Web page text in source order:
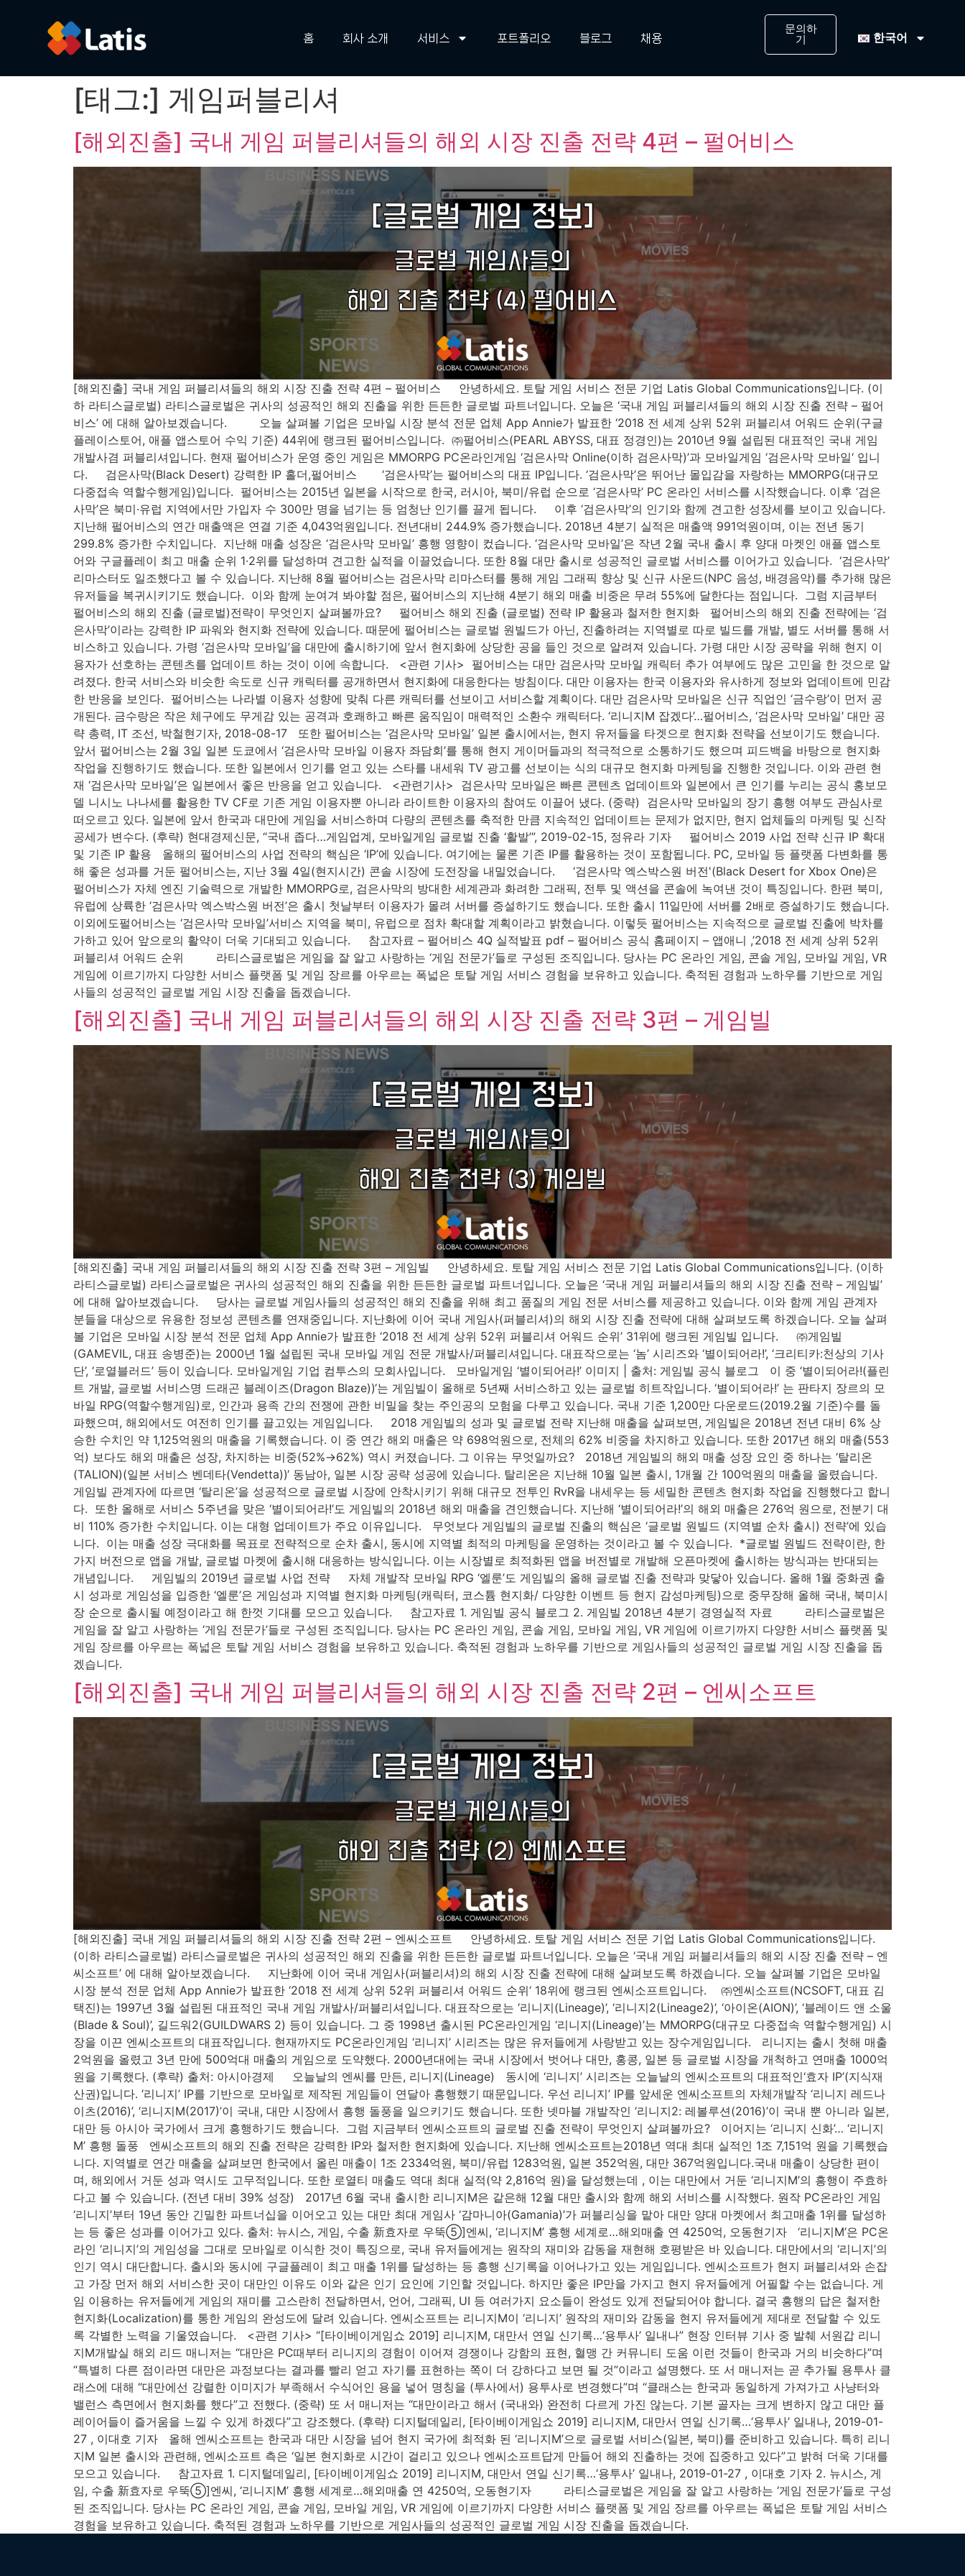
홈 회사 소개 서비스 포트폴리오 블로그 채용
문의하
기
한국어
[태그:] 게임퍼블리셔
[해외진출] 국내 게임 퍼블리셔들의 해외 시장 진출 전략 4편 – 펄어비스
[해외진출] 국내 게임 퍼블리셔들의 해외 시장 진출 전략 4편 – 펄어비스 안녕하세요. 토탈 게임 서비스 전문 기업 Latis Global Communications입니다. (이
하 라티스글로벌) 라티스글로벌은 귀사의 성공적인 해외 진출을 위한 든든한 글로벌 파트너입니다. 오늘은 ‘국내 게임 퍼블리셔들의 해외 시장 진출 전략 – 펄어
비스’ 에 대해 알아보겠습니다. ​오늘 살펴볼 기업은 모바일 시장 분석 전문 업체 App Annie가 발표한 ‘2018 전 세계 상위 52위 퍼블리셔 어워드 순위(구글
플레이스토어, 애플 앱스토어 수익 기준) ​44위에 랭크된 펄어비스입니다. ​ ㈜펄어비스(PEARL ABYSS, 대표 정경인)는 2010년 9월 설립된 대표적인 국내 게임
개발사겸 퍼블리셔입니다. 현재 펄어비스가 운영 중인 게임은 MMORPG PC온라인게임 ‘검은사막 Online(이하 검은사막)’과 모바일게임 ‘검은사막 모바일‘ 입니
다. 검은사막(Black Desert) 강력한 IP 홀더,펄어비스 ‘검은사막’는 펄어비스의 대표 IP입니다. ‘검은사막’은 뛰어난 몰입감을 자랑하는 MMORPG(대규모
다중접속 역할수행게임)입니다. ​ 펄어비스는 2015년 일본을 시작으로 한국, 러시아, 북미/유럽 순으로 ‘검은사막’ PC 온라인 서비스를 시작했습니다. 이후 ‘검은
사막’은 북미·유럽 지역에서만 가입자 수 300만 명을 넘기는 등 엄청난 인기를 끌게 됩니다. 이후 ‘검은사막’의 인기와 함께 견고한 성장세를 보이고 있습니다. ​
지난해 펄어비스의 연간 매출액은 연결 기준 4,043억원입니다. 전년대비 244.9% 증가했습니다. 2018년 4분기 실적은 매출액 991억원이며, 이는 전년 동기
299.8% 증가한 수치입니다. ​ 지난해 매출 성장은 ‘검은사막 모바일’ 흥행 영향이 컸습니다. ‘검은사막 모바일’은 작년 2월 국내 출시 후 양대 마켓인 애플 앱스토
어와 구글플레이 최고 매출 순위 1∙2위를 달성하며 견고한 실적을 이끌었습니다. 또한 8월 대만 출시로 성공적인 글로벌 서비스를 이어가고 있습니다. ​ ‘검은사막’
리마스터도 일조했다고 볼 수 있습니다. 지난해 8월 펄어비스는 검은사막 리마스터를 통해 게임 그래픽 향상 및 신규 사운드(NPC 음성, 배경음악)를 추가해 많은
유저들을 복귀시키기도 했습니다. ​ 이와 함께 눈여겨 봐야할 점은, 펄어비스의 지난해 4분기 해외 매출 비중은 무려 55%에 달한다는 점입니다. ​​ 그럼 지금부터
펄어비스의 해외 진출 (글로벌)전략이 무엇인지 살펴볼까요? 펄어비스 해외 진출 (글로벌) 전략 IP 활용과 철저한 현지화 펄어비스의 해외 진출 전략에는 ‘검
은사막’이라는 강력한 IP 파워와 현지화 전략에 있습니다. 때문에 펄어비스는 글로벌 원빌드가 아닌, 진출하려는 지역별로 따로 빌드를 개발, 별도 서버를 통해 서
비스하고 있습니다. 가령 ‘검은사막 모바일’을 대만에 출시하기에 앞서 현지화에 상당한 공을 들인 것으로 알려져 있습니다. 가령 대만 시장 공략을 위해 현지 이
용자가 선호하는 콘텐츠를 업데이트 하는 것이 이에 속합니다. <관련 기사> ​ 펄어비스는 대만 검은사막 모바일 캐릭터 추가 여부에도 많은 고민을 한 것으로 알
려졌다. 한국 서비스와 비슷한 속도로 신규 캐릭터를 공개하면서 현지화에 대응한다는 방침이다. 대만 이용자는 한국 이용자와 유사하게 정보와 업데이트에 민감
한 반응을 보인다. ​ 펄어비스는 나라별 이용자 성향에 맞춰 다른 캐릭터를 선보이고 서비스할 계획이다. 대만 검은사막 모바일은 신규 직업인 ‘금수랑’이 먼저 공
개된다. 금수랑은 작은 체구에도 무게감 있는 공격과 호쾌하고 빠른 움직임이 매력적인 소환수 캐릭터다. ‘리니지M 잡겠다’…펄어비스, ‘검은사막 모바일’ 대만 공
략 총력, IT 조선, 박철현기자, 2018-08-17 또한 펄어비스는 ‘검은사막 모바일’ 일본 출시에서는, 현지 유저들을 타겟으로 현지화 전략을 선보이기도 했습니다.
앞서 펄어비스는 2월 3일 일본 도쿄에서 ‘검은사막 모바일 이용자 좌담회’를 통해 현지 게이머들과의 적극적으로 소통하기도 했으며 피드백을 바탕으로 현지화
작업을 진행하기도 했습니다. 또한 일본에서 인기를 얻고 있는 스타를 내세워 TV 광고를 선보이는 식의 대규모 현지화 마케팅을 진행한 것입니다. 이와 관련 현
재 ‘검은사막 모바일’은 일본에서 좋은 반응을 얻고 있습니다. <관련기사> ​ 검은사막 모바일은 빠른 콘텐츠 업데이트와 일본에서 큰 인기를 누리는 공식 홍보모
델 니시노 나나세를 활용한 TV CF로 기존 게임 이용자뿐 아니라 라이트한 이용자의 참여도 이끌어 냈다. (중략) ​ 검은사막 모바일의 장기 흥행 여부도 관심사로
떠오르고 있다. 일본에 앞서 한국과 대만에 게임을 서비스하며 다량의 콘텐츠를 축적한 만큼 지속적인 업데이트는 문제가 없지만, 현지 업체들의 마케팅 및 신작
공세가 변수다. (후략) 현대경제신문, “국내 좁다…게임업계, 모바일게임 글로벌 진출 ‘활발’”, 2019-02-15, 정유라 기자 펄어비스 2019 사업 전략 신규 IP 확대
및 기존 IP 활용 올해의 펄어비스의 사업 전략의 핵심은 ‘IP’에 있습니다. ​여기에는 물론 기존 IP를 활용하는 것이 포함됩니다. PC, 모바일 등 플랫폼 다변화를 통
해 좋은 성과를 거둔 펄어비스는, 지난 3월 4일(현지시간) 콘솔 시장에 도전장을 내밀었습니다. ‘검은사막 엑스박스원 버전'(Black Desert for Xbox One)은
펄어비스가 자체 엔진 기술력으로 개발한 MMORPG로, 검은사막의 방대한 세계관과 화려한 그래픽, 전투 및 액션을 콘솔에 녹여낸 것이 특징입니다. 한편 북미,
유럽에 상륙한 ‘검은사막 엑스박스원 버전’은 출시 첫날부터 이용자가 몰려 서버를 증설하기도 했습니다. 또한 출시 11일만에 서버를 2배로 증설하기도 했습니다.
이외에도펄어비스는 ‘검은사막 모바일’서비스 지역을 북미, 유럽으로 점차 확대할 계획이라고 밝혔습니다. 이렇듯 펄어비스는 지속적으로 글로벌 진출에 박차를
가하고 있어 앞으로의 활약이 더욱 기대되고 있습니다. 참고자료 – 펄어비스 4Q 실적발표 pdf – 펄어비스 공식 홈페이지 – 앱애니 ,’2018 전 세계 상위 52위
퍼블리셔 어워드 순위 라티스글로벌은 게임을 잘 알고 사랑하는 ‘게임 전문가’들로 구성된 조직입니다. 당사는 PC 온라인 게임, 콘솔 게임, 모바일 게임, VR
게임에 이르기까지 다양한 서비스 플랫폼 및 게임 장르를 아우르는 폭넓은 토탈 게임 서비스 경험을 보유하고 있습니다. 축적된 경험과 노하우를 기반으로 게임
사들의 성공적인 글로벌 게임 시장 진출을 돕겠습니다.
[해외진출] 국내 게임 퍼블리셔들의 해외 시장 진출 전략 3편 – 게임빌
[해외진출] 국내 게임 퍼블리셔들의 해외 시장 진출 전략 3편 – 게임빌 안녕하세요. 토탈 게임 서비스 전문 기업 Latis Global Communications입니다. (이하
라티스글로벌) 라티스글로벌은 귀사의 성공적인 해외 진출을 위한 든든한 글로벌 파트너입니다. 오늘은 ‘국내 게임 퍼블리셔들의 해외 시장 진출 전략 – 게임빌’
에 대해 알아보겠습니다. 당사는 글로벌 게임사들의 성공적인 해외 진출을 위해 최고 품질의 게임 전문 서비스를 제공하고 있습니다. 이와 함께 게임 관계자
분들을 대상으로 유용한 정보성 콘텐츠를 연재중입니다. 지난화에 이어 국내 게임사(퍼블리셔)의 해외 시장 진출 전략에 대해 살펴보도록 하겠습니다. 오늘 살펴
볼 기업은 모바일 시장 분석 전문 업체 App Annie가 발표한 ‘2018 전 세계 상위 52위 퍼블리셔 어워드 순위’ 31위에 랭크된 게임빌 입니다. ㈜게임빌
(GAMEVIL, 대표 송병준)는 2000년 1월 설립된 국내 모바일 게임 전문 개발사/퍼블리셔입니다. 대표작으로는 ‘놈’ 시리즈와 ‘별이되어라!’, ‘크리티카:천상의 기사
단’, ‘로열블러드’ 등이 있습니다. 모바일게임 기업 컴투스의 모회사입니다. 모바일게임 ‘별이되어라!’ 이미지 | 출처: 게임빌 공식 블로그 이 중 ‘별이되어라!(플린
트 개발, 글로벌 서비스명 드래곤 블레이즈(Dragon Blaze))‘는 게임빌이 올해로 5년째 서비스하고 있는 글로벌 히트작입니다. ‘별이되어라!’ 는 판타지 장르의 모
바일 RPG(역할수행게임)로, 인간과 용족 간의 전쟁에 관한 비밀을 찾는 주인공의 모험을 다루고 있습니다. 국내 기준 1,200만 다운로드(2019.2월 기준)수를 돌
파했으며, 해외에서도 여전히 인기를 끌고있는 게임입니다. 2018 게임빌의 성과 및 글로벌 전략 지난해 매출을 살펴보면, 게임빌은 2018년 전년 대비 6% 상
승한 수치인 약 1,125억원의 매출을 기록했습니다. 이 중 연간 해외 매출은 약 698억원으로, 전체의 62% 비중을 차지하고 있습니다. 또한 2017년 해외 매출(553
억) 보다도 해외 매출은 성장, 차지하는 비중(52%→62%) 역시 커졌습니다. 그 이유는 무엇일까요? 2018년 게임빌의 해외 매출 성장 요인 중 하나는 ‘탈리온
(TALION)(일본 서비스 벤데타(Vendetta))‘ 동남아, 일본 시장 공략 성공에 있습니다. 탈리온은 지난해 10월 일본 출시, 1개월 간 100억원의 매출을 올렸습니다.
게임빌 관계자에 따르면 ‘탈리온’을 성공적으로 글로벌 시장에 안착시키기 위해 대규모 전투인 RvR을 내세우는 등 세밀한 콘텐츠 현지화 작업을 진행했다고 합니
다. ​ 또한 올해로 서비스 5주년을 맞은 ‘별이되어라!’도 게임빌의 2018년 해외 매출을 견인했습니다. 지난해 ‘별이되어라!’의 해외 매출은 276억 원으로, 전분기 대
비 110% 증가한 수치입니다. 이는 대형 업데이트가 주요 이유입니다. 무엇보다 게임빌의 글로벌 진출의 핵심은 ‘글로벌 원빌드 (지역별 순차 출시) 전략’에 있습
니다. ​ 이는 매출 성장 극대화를 목표로 전략적으로 순차 출시, 동시에 지역별 최적의 마케팅을 운영하는 것이라고 볼 수 있습니다. ​ *글로벌 원빌드 전략이란, 한
가지 버전으로 앱을 개발, 글로벌 마켓에 출시해 대응하는 방식입니다. 이는 시장별로 최적화된 앱을 버전별로 개발해 오픈마켓에 출시하는 방식과는 반대되는
개념입니다. 게임빌의 2019년 글로벌 사업 전략 자체 개발작 모바일 RPG ‘엘룬’도 게임빌의 올해 글로벌 진출 전략과 맞닿아 있습니다. 올해 1월 중화권 출
시 성과로 게임성을 입증한 ‘엘룬’은 게임성과 지역별 현지화 마케팅(캐릭터, 코스튬 현지화/ 다양한 이벤트 등 현지 감성마케팅)으로 중무장해 올해 국내, 북미시
장 순으로 출시될 예정이라고 해 한껏 기대를 모으고 있습니다. 참고자료 1. 게임빌 공식 블로그 2. 게임빌 2018년 4분기 경영실적 자료 라티스글로벌은
게임을 잘 알고 사랑하는 ‘게임 전문가’들로 구성된 조직입니다. 당사는 PC 온라인 게임, 콘솔 게임, 모바일 게임, VR 게임에 이르기까지 다양한 서비스 플랫폼 및
게임 장르를 아우르는 폭넓은 토탈 게임 서비스 경험을 보유하고 있습니다. 축적된 경험과 노하우를 기반으로 게임사들의 성공적인 글로벌 게임 시장 진출을 돕
겠습니다.
[해외진출] 국내 게임 퍼블리셔들의 해외 시장 진출 전략 2편 – 엔씨소프트
[해외진출] 국내 게임 퍼블리셔들의 해외 시장 진출 전략 2편 – 엔씨소프트 안녕하세요. 토탈 게임 서비스 전문 기업 Latis Global Communications입니다.
(이하 라티스글로벌) 라티스글로벌은 귀사의 성공적인 해외 진출을 위한 든든한 글로벌 파트너입니다. 오늘은 ‘국내 게임 퍼블리셔들의 해외 시장 진출 전략 – 엔
씨소프트’ 에 대해 알아보겠습니다. 지난화에 이어 국내 게임사(퍼블리셔)의 해외 시장 진출 전략에 대해 살펴보도록 하겠습니다. 오늘 살펴볼 기업은 모바일
시장 분석 전문 업체 App Annie가 발표한 ‘2018 전 세계 상위 52위 퍼블리셔 어워드 순위‘ ​18위에 랭크된 엔씨소프트입니다. ​ ㈜엔씨소프트(NCSOFT, 대표 김
택진)는 1997년 3월 설립된 대표적인 국내 게임 개발사/퍼블리셔입니다. 대표작으로는 ‘리니지(Lineage)’, ‘리니지2(Lineage2)’, ‘아이온(AION)’, ‘블레이드 앤 소울
(Blade & Soul)’, 길드워2(GUILDWARS 2) 등이 있습니다. 그 중 1998년 출시된 PC온라인게임 ‘리니지(Lineage)’는 MMORPG(대규모 다중접속 역할수행게임) 시
장을 이끈 엔씨소프트의 대표작입니다. 현재까지도 PC온라인게임 ‘리니지’ 시리즈는 많은 유저들에게 사랑받고 있는 장수게임입니다. 리니지는 출시 첫해 매출
2억원을 올렸고 3년 만에 500억대 매출의 게임으로 도약했다. 2000년대에는 국내 시장에서 벗어나 대만, 홍콩, 일본 등 글로벌 시장을 개척하고 연매출 1000억
원을 기록했다. (후략) 출처: 아시아경제 오늘날의 엔씨를 만든, 리니지(Lineage) 동시에 ‘리니지’ 시리즈는 오늘날의 엔씨소프트의 대표적인‘효자 IP’(지식재
산권)입니다. ‘리니지’ IP를 기반으로 모바일로 제작된 게임들이 연달아 흥행했기 때문입니다. ​우선 리니지’ IP를 앞세운 엔씨소프트의 자체개발작 ‘리니지 레드나
이츠(2016)’, ‘리니지M(2017)’이 국내, 대만 시장에서 흥행 돌풍을 일으키기도 했습니다. 또한 넷마블 개발작인 ‘리니지2: 레볼루션(2016)’이 국내 뿐 아니라 일본,
대만 등 아시아 국가에서 크게 흥행하기도 했습니다. ​ 그럼 지금부터 엔씨소프트의 글로벌 진출 전략이 무엇인지 살펴볼까요? 이어지는 ‘리니지 신화’… ‘리니지
M’ 흥행 돌풍 엔씨소프트의 해외 진출 전략은 강력한 IP와 철저한 현지화에 있습니다. 지난해 엔씨소프트는2018년 역대 최대 실적인 1조 7,151억 원을 기록했습
니다. 지역별로 연간 매출을 살펴보면 한국에서 올린 매출이 1조 2334억원, 북미/유럽 1283억원, 일본 352억원, 대만 367억원입니다.국내 매출이 상당한 편이
며, 해외에서 거둔 성과 역시도 고무적입니다. 또한 로열티 매출도 역대 최대 실적(약 2,816억 원)을 달성했는데 , 이는 대만에서 거둔 ‘리니지M’의 흥행이 주효하
다고 볼 수 있습니다. (전년 대비 39% 성장) 2017년 6월 국내 출시한 리니지M은 같은해 12월 대만 출시와 함께 해외 서비스를 시작했다. 원작 PC온라인 게임
‘리니지’부터 19년 동안 긴밀한 파트너십을 이어오고 있는 대만 최대 게임사 ‘감마니아(Gamania)’가 퍼블리싱을 맡아 대만 양대 마켓에서 최고매출 1위를 달성하
는 등 좋은 성과를 이어가고 있다. 출처: 뉴시스, 게임, 수출 新효자로 우뚝⑤]엔씨, ‘리니지M’ 흥행 세계로…해외매출 연 4250억, 오동현기자 ‘리니지M’은 PC온
라인 ‘리니지’의 게임성을 그대로 모바일로 이식한 것이 특징으로, 국내 유저들에게는 원작의 재미와 감동을 재현해 호평받은 바 있습니다. 대만에서의 ‘리니지’의
인기 역시 대단합니다. 출시와 동시에 구글플레이 최고 매출 1위를 달성하는 등 흥행 신기록을 이어나가고 있는 게임입니다. 엔씨소프트가 현지 퍼블리셔와 손잡
고 가장 먼저 해외 서비스한 곳이 대만인 이유도 이와 같은 인기 요인에 기인할 것입니다. 하지만 좋은 IP만을 가지고 현지 유저들에게 어필할 수는 없습니다. 게
임 이용하는 유저들에게 게임의 재미를 고스란히 전달하면서, 언어, 그래픽, UI 등 여러가지 요소들이 완성도 있게 전달되어야 합니다. 결국 흥행의 답은 철저한
현지화(Localization)를 통한 게임의 완성도에 달려 있습니다. 엔씨소프트는 리니지M이 ‘리니지’ 원작의 재미와 감동을 현지 유저들에게 제대로 전달할 수 있도
록 각별한 노력을 기울였습니다. <관련 기사> “[타이베이게임쇼 2019] 리니지M, 대만서 연일 신기록…‘용투사’ 일내나” 현장 인터뷰 기사 중 발췌 서원갑 리니
지M개발실 해외 리드 매니저는 “대만은 PC때부터 리니지의 경험이 이어져 경쟁이나 강함의 표현, 혈맹 간 커뮤니티 도움 이런 것들이 한국과 거의 비슷하다”며
“특별히 다른 점이라면 대만은 과정보다는 결과를 빨리 얻고 자기를 표현하는 쪽이 더 강하다고 보면 될 것”이라고 설명했다. 또 서 매니저는 곧 추가될 용투사 클
래스에 대해 “대만에선 강렬한 이미지가 부족해서 수식어인 용을 넣어 명칭을 (투사에서) 용투사로 변경했다”며 “클래스는 한국과 동일하게 가져가고 사냥터와
밸런스 측면에서 현지화를 했다”고 전했다. (중략) 또 서 매니저는 “대만이라고 해서 (국내와) 완전히 다르게 가진 않는다. 기본 골자는 크게 변하지 않고 대만 플
레이어들이 즐거움을 느낄 수 있게 하겠다”고 강조했다. (후략) 디지털데일리, [타이베이게임쇼 2019] 리니지M, 대만서 연일 신기록…‘용투사’ 일내나, 2019-01-
27 , 이대호 기자 올해 엔씨소프트는 한국과 대만 시장을 넘어 현지 국가에 최적화 된 ‘리니지M’으로 글로벌 서비스(일본, 북미)를 준비하고 있습니다. 특히 리니
지M 일본 출시와 관련해, 엔씨소프트 측은 ‘일본 현지화로 시간이 걸리고 있으나 엔씨소프트답게 만들어 해외 진출하는 것에 집중하고 있다”고 밝혀 더욱 기대를
모으고 있습니다. 참고자료 1. 디지털데일리, [타이베이게임쇼 2019] 리니지M, 대만서 연일 신기록…‘용투사’ 일내나, 2019-01-27 , 이대호 기자 2. 뉴시스, 게
임, 수출 新효자로 우뚝⑤]엔씨, ‘리니지M’ 흥행 세계로…해외매출 연 4250억, 오동현기자 라티스글로벌은 게임을 잘 알고 사랑하는 ‘게임 전문가’들로 구성
된 조직입니다. 당사는 PC 온라인 게임, 콘솔 게임, 모바일 게임, VR 게임에 이르기까지 다양한 서비스 플랫폼 및 게임 장르를 아우르는 폭넓은 토탈 게임 서비스
경험을 보유하고 있습니다. 축적된 경험과 노하우를 기반으로 게임사들의 성공적인 글로벌 게임 시장 진출을 돕겠습니다.